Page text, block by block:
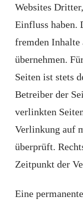
Websites
Einfluss haben.
fremden Inhalte
übernehmen.
Seiten ist stets
Betreiber der
verlinkten
Verlinkung auf
überprüft.
Zeitpunkt der
Eine